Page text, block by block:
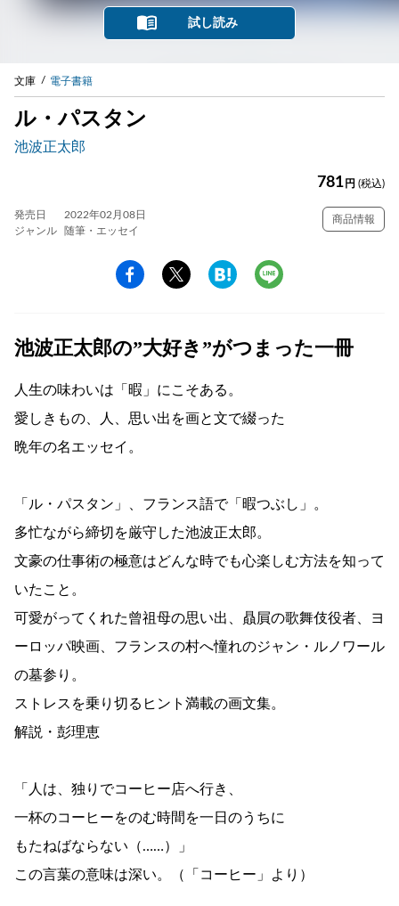
試し読み
文庫 電子書籍
ル・パスタン
池波正太郎
781 円 (税込)
発売日
2022年02月08日
ジャンル
随筆・エッセイ
商品情報
池波正太郎の”大好き”がつまった一冊
人生の味わいは「暇」にこそある。
愛しきもの、人、思い出を画と文で綴った
晩年の名エッセイ。
「ル・パスタン」、フランス語で「暇つぶし」。
多忙ながら締切を厳守した池波正太郎。
文豪の仕事術の極意はどんな時でも心楽しむ方法を知って
いたこと。
可愛がってくれた曾祖母の思い出、贔屓の歌舞伎役者、ヨ
ーロッパ映画、フランスの村へ憧れのジャン・ルノワール
の墓参り。
ストレスを乗り切るヒント満載の画文集。
解説・彭理恵
「人は、独りでコーヒー店へ行き、
一杯のコーヒーをのむ時間を一日のうちに
もたねばならない（……）」
この言葉の意味は深い。（「コーヒー」より）